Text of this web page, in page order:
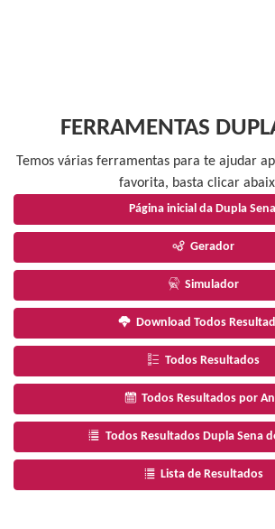
FERRAMENTAS
Temos várias ferramentas para te ajudar
favorita, basta clicar
Página inicial da Dupla Sena
Gerador
Simulador
Download Todos
Todos Resultados
Todos Resultados por
Todos Resultados Dupla Sena
Lista de Resultados